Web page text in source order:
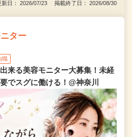
新日： 2026/07/23 掲載終了日： 2026/08/30
ター
職
来る美容モニター大募集！未経
でスグに働ける！@神奈川